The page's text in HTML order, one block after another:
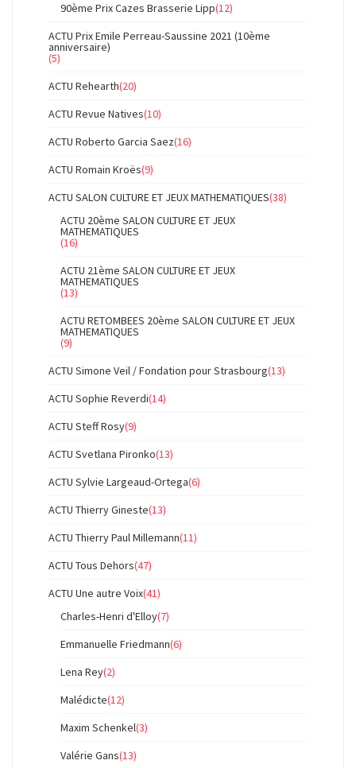
90ème Prix Cazes Brasserie Lipp(12)
ACTU Prix Emile Perreau-Saussine 2021 (10ème
anniversaire)
(5)
ACTU Rehearth(20)
ACTU Revue Natives(10)
ACTU Roberto Garcia Saez(16)
ACTU Romain Kroës(9)
ACTU SALON CULTURE ET JEUX MATHEMATIQUES(38)
ACTU 20ème SALON CULTURE ET JEUX
MATHEMATIQUES
(16)
ACTU 21ème SALON CULTURE ET JEUX
MATHEMATIQUES
(13)
ACTU RETOMBEES 20ème SALON CULTURE ET JEUX
MATHEMATIQUES
(9)
ACTU Simone Veil / Fondation pour Strasbourg(13)
ACTU Sophie Reverdi(14)
ACTU Steff Rosy(9)
ACTU Svetlana Pironko(13)
ACTU Sylvie Largeaud-Ortega(6)
ACTU Thierry Gineste(13)
ACTU Thierry Paul Millemann(11)
ACTU Tous Dehors(47)
ACTU Une autre Voix(41)
Charles-Henri d'Elloy(7)
Emmanuelle Friedmann(6)
Lena Rey(2)
Malédicte(12)
Maxim Schenkel(3)
Valérie Gans(13)